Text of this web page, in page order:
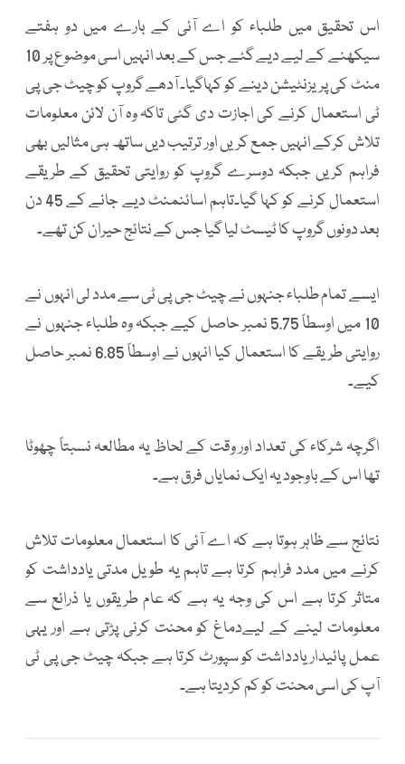
اس تحقیق میں طلباء کو اے آئی کے بارے میں دو ہفتے
سیکھنے کے لیے دیے گئے جس کے بعد انہیں اسی موضوع پر 10
منٹ کی پریزنٹیشن دینے کو کہاگیا۔ آدھے گروپ کو چیٹ جی پی
ٹی استعمال کرنے کی اجازت دی گئی تاکہ وہ آن لائن معلومات
تلاش کرکے انہیں جمع کریں اور ترتیب دیں ساتھ ہی مثالیں بھی
فراہم کریں جبکہ دوسرے گروپ کو روایتی تحقیق کے طریقے
استعمال کرنے کو کہا گیا۔تاہم اسائنمنٹ دیے جانے کے 45 دن
بعد دونوں گروپ کا ٹیسٹ لیا گیا جس کے نتائج حیران کن تھے۔
ایسے تمام طلباء جنہوں نے چیٹ جی پی ٹی سے مدد لی انہوں نے
10 میں اوسطاً 5.75 نمبر حاصل کیے جبکہ وہ طلباء جنہوں نے
روایتی طریقے کا استعمال کیا انہوں نے اوسطاً 6.85 نمبر حاصل
کیے۔
اگرچہ شرکاء کی تعداد اور وقت کے لحاظ یہ مطالعہ نسبتاً چھوٹا
تھا اس کے باوجود یہ ایک نمایاں فرق ہے۔
نتائج سے ظاہر ہوتا ہے کہ اے آئی کا استعمال معلومات تلاش
کرنے میں مدد فراہم کرتا ہے تاہم یہ طویل مدتی یادداشت کو
متاثر کرتا ہے اس کی وجہ یہ ہے کہ عام طریقوں یا ذرائع سے
معلومات لینے کے لیےدماغ کو محنت کرنی پڑتی ہے اور یہی
عمل پائیدار یادداشت کو سپورٹ کرتا ہے جبکہ چیٹ جی پی ٹی
آپ کی اسی محنت کو کم کردیتا ہے۔